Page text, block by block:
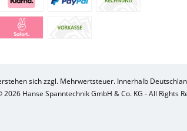
sich zzgl. Mehrwertsteuer. Innerhalb
2026 Hanse Spanntechnik GmbH & Co. KG - All Rights